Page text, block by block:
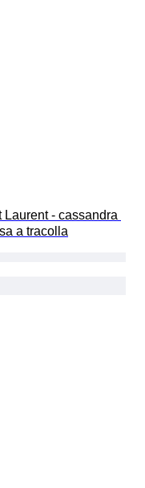
Laurent - cassandra
a tracolla